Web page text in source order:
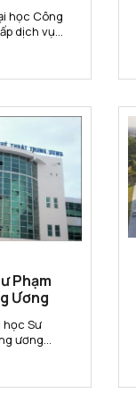
dịch vụ
cứu
và
đáp ứng
nhập
Phạm
Ương
học Sư
ương
là cơ sở
nhân
sau đại